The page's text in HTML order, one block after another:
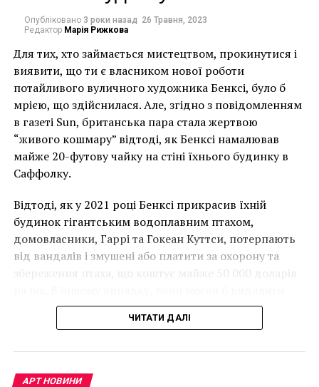
стоящей скульптурой птицы в мире. Массивный
сокол в высоту 12,5 метров, с размахом крыльев
около 21 метров. Это художественное произведение
высотой в четырехэтажное здание стоит перед
стадионом представляя собой инженерное чудо.
«Мне всегда
нравилось вызывать
интерес», – говорит
Gabor Miklos Szoke. –
«Для меня особая
честь, что именно
меня попросили
Опубліковано 3 роки назад 26 Травня, 2023
Редактор Марія Рижкова
Для тих, хто займається мистецтвом, прокинутися і
виявити, що ти є власником нової роботи
потайливого вуличного художника Бенксі, було б
мрією, що здійснилася. Але, згідно з повідомленням
в газеті Sun, британська пара стала жертвою
“живого кошмару” відтоді, як Бенксі намалював
майже 20-футову чайку на стіні їхнього будинку в
Саффолку.
Відтоді, як у 2021 році Бенксі прикрасив їхній
будинок гігантським водоплавним птахом,
домовласники, Гаррі та Гокеан Куттси, потерпають
від вандалів і змушені або платити за охорону та
збереження птаха, що коштує майже 50 000 доларів
мурал, що може коштувати до чверті мільйона
доларів.
ЧИТАТИ ДАЛІ
АРТ НОВИНИ